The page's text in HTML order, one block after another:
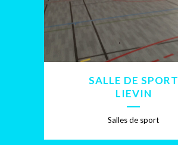
SALLE DE SPORT
LIEVIN
Salles de sport